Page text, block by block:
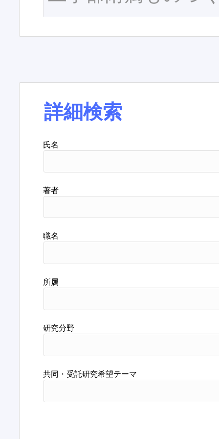
詳細検索
氏名
著者
職名
所属
研究分野
共同・受託研究希望テーマ